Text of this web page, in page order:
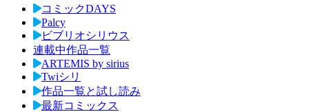
コミックDAYS
Palcy
ビブリオシリウス
連載中作品一覧
ARTEMIS by sirius
Twiシリ
作品一覧と試し読み
最新コミックス